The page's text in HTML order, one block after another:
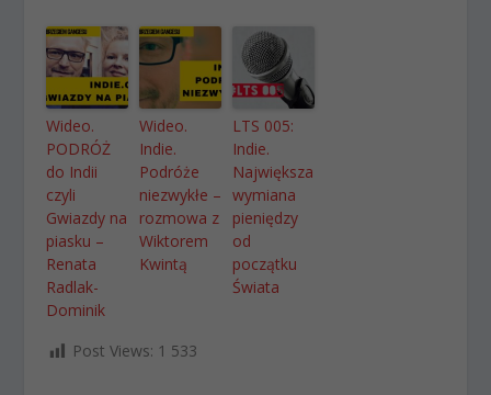
Wideo.
PODRÓŻ
do Indii
czyli
Gwiazdy na
piasku –
Renata
Radlak-
Dominik
Wideo.
Indie.
Podróże
niezwykłe –
rozmowa z
Wiktorem
Kwintą
LTS 005:
Indie.
Największa
wymiana
pieniędzy
od
początku
Świata
Post Views: 1 533